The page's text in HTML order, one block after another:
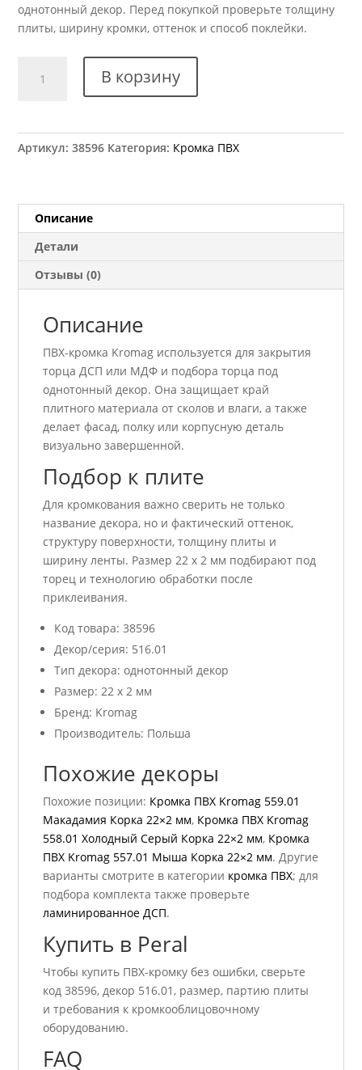
однотонный декор. Перед покупкой проверьте толщину
плиты, ширину кромки, оттенок и способ поклейки.
товара
516.01
В корзину
Артикул:38596 Категория: Кромка ПВХ
Описание
Детали
Отзывы (0)
Описание
ПВХ-кромка Kromag используется для закрытия
торца ДСП или МДФ и подбора торца под
однотонный декор. Она защищает край
плитного материала от сколов и влаги, а также
делает фасад, полку или корпусную деталь
визуально завершенной.
Подбор к плите
Для кромкования важно сверить не только
название декора, но и фактический оттенок,
структуру поверхности, толщину плиты и
ширину ленты. Размер 22 x 2 мм подбирают под
торец и технологию обработки после
приклеивания.
Код товара: 38596
Декор/серия: 516.01
Тип декора: однотонный декор
Размер: 22 x 2 мм
Бренд: Kromag
Производитель: Польша
Похожие декоры
Похожие позиции: Кромка ПВХ Kromag 559.01
Макадамия Корка 22×2 мм, Кромка ПВХ Kromag
558.01 Холодный Серый Корка 22×2 мм, Кромка
ПВХ Kromag 557.01 Мыша Корка 22×2 мм. Другие
варианты смотрите в категории кромка ПВХ; для
подбора комплекта также проверьте
ламинированное ДСП.
Купить в Peral
Чтобы купить ПВХ-кромку без ошибки, сверьте
код 38596, декор 516.01, размер, партию плиты
и требования к кромкооблицовочному
оборудованию.
FAQ